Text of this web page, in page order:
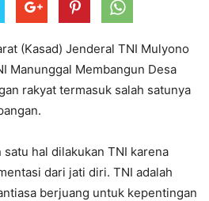
(Kasad) Jenderal TNI Mulyono
Manunggal Membangun Desa
rakyat termasuk salah satunya
hal dilakukan TNI karena
dari jati diri. TNI adalah
berjuang untuk kepentingan